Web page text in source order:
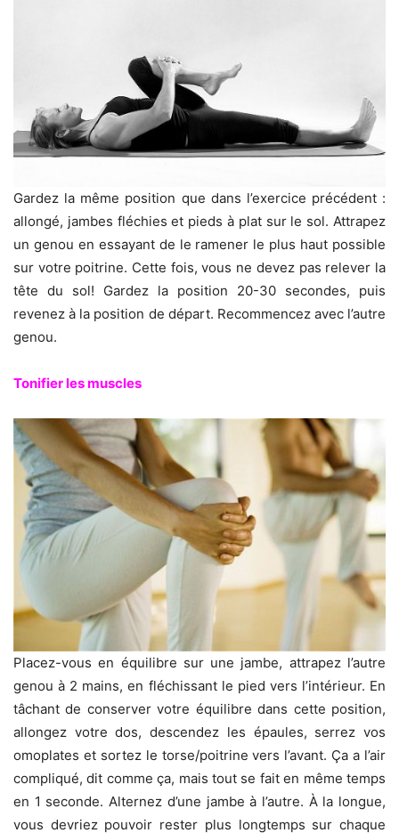
Gardez la même position que dans l’exercice précédent :
allongé, jambes fléchies et pieds à plat sur le sol. Attrapez
un genou en essayant de le ramener le plus haut possible
sur votre poitrine. Cette fois, vous ne devez pas relever la
tête du sol! Gardez la position 20-30 secondes, puis
revenez à la position de départ. Recommencez avec l’autre
genou.
Tonifier les muscles
Placez-vous en équilibre sur une jambe, attrapez l’autre
genou à 2 mains, en fléchissant le pied vers l’intérieur. En
tâchant de conserver votre équilibre dans cette position,
allongez votre dos, descendez les épaules, serrez vos
omoplates et sortez le torse/poitrine vers l’avant. Ça a l’air
compliqué, dit comme ça, mais tout se fait en même temps
en 1 seconde. Alternez d’une jambe à l’autre. À la longue,
vous devriez pouvoir rester plus longtemps sur chaque